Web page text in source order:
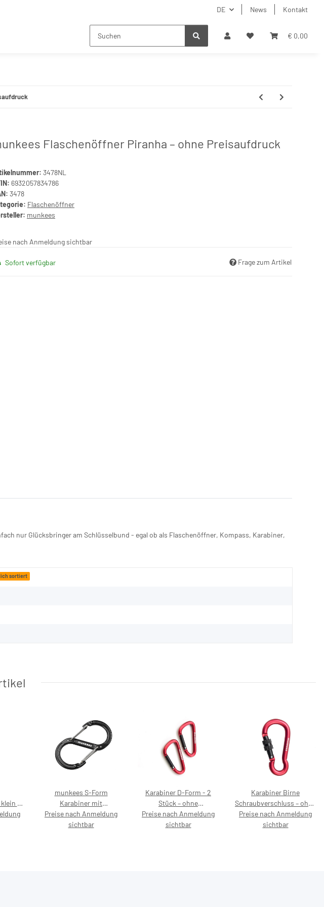
DE News Kontakt
€ 0,00
Flaschenöffner Piranha – ohne Preisaufdruck
3478NL
6932057834786
3478
Flaschenöffner
munkees
nach Anmeldung sichtbar
Sofort verfügbar Frage zum Artikel
nur Glücksbringer am Schlüsselbund - egal ob als Flaschenöffner, Kompass, Karabiner,
sortiert
–
munkees S-Form
Karabiner mit
Drahtschnapper – ohne
Preisaufdruck
Preise nach Anmeldung
sichtbar
Karabiner D-Form - 2
Stück – ohne
Preisaufdruck
Preise nach Anmeldung
sichtbar
Karabiner Birne
Schraubverschluss – ohne
Preisaufdruck
Preise nach Anmeldung
sichtbar